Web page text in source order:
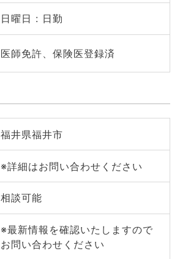
日曜日 : 日勤
医師免許、保険医登録済
福井県福井市
※詳細はお問い合わせください
相談可能
※最新情報を確認いたしますので
お問い合わせください